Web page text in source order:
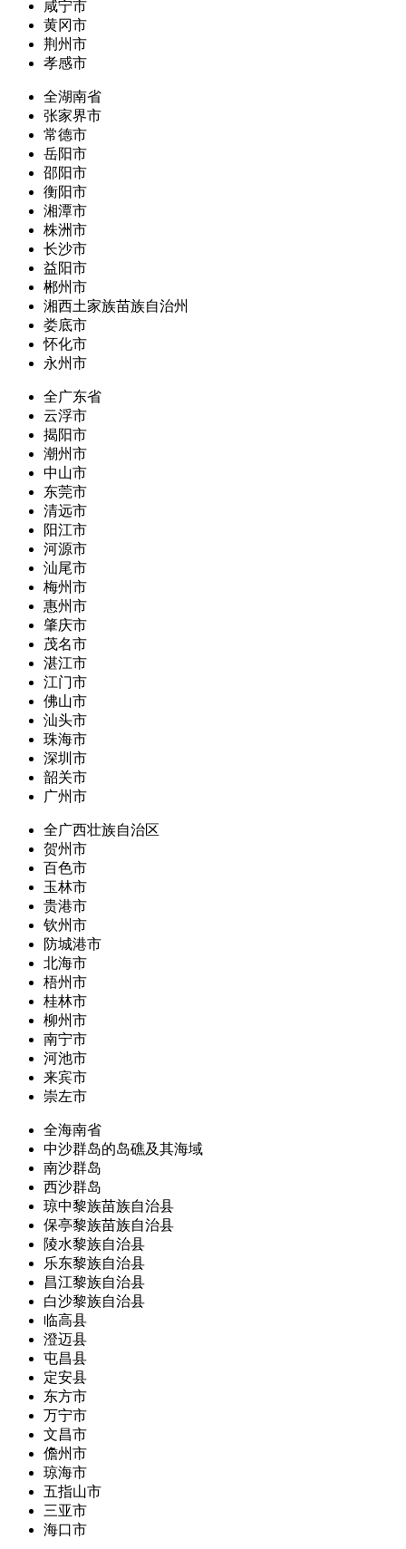
咸宁市
黄冈市
荆州市
孝感市
全湖南省
张家界市
常德市
岳阳市
邵阳市
衡阳市
湘潭市
株洲市
长沙市
益阳市
郴州市
湘西土家族苗族自治州
娄底市
怀化市
永州市
全广东省
云浮市
揭阳市
潮州市
中山市
东莞市
清远市
阳江市
河源市
汕尾市
梅州市
惠州市
肇庆市
茂名市
湛江市
江门市
佛山市
汕头市
珠海市
深圳市
韶关市
广州市
全广西壮族自治区
贺州市
百色市
玉林市
贵港市
钦州市
防城港市
北海市
梧州市
桂林市
柳州市
南宁市
河池市
来宾市
崇左市
全海南省
中沙群岛的岛礁及其海域
南沙群岛
西沙群岛
琼中黎族苗族自治县
保亭黎族苗族自治县
陵水黎族自治县
乐东黎族自治县
昌江黎族自治县
白沙黎族自治县
临高县
澄迈县
屯昌县
定安县
东方市
万宁市
文昌市
儋州市
琼海市
五指山市
三亚市
海口市